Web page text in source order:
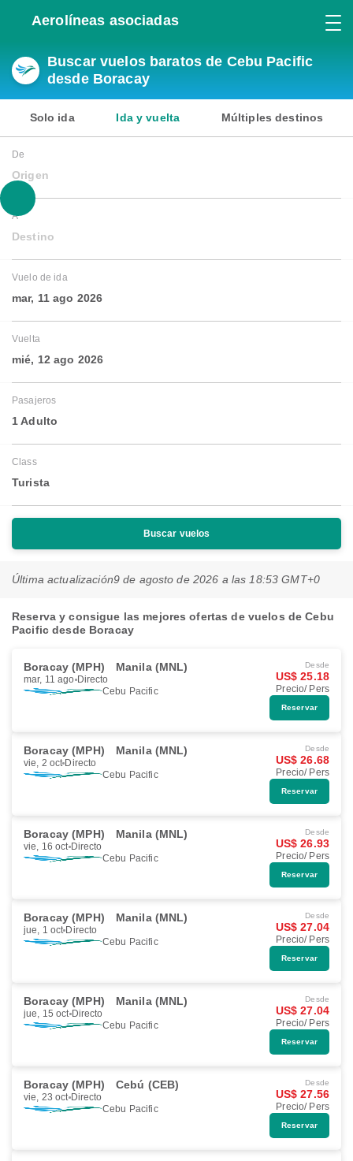
Aerolíneas asociadas
Buscar vuelos baratos de Cebu Pacific
desde Boracay
Solo ida Ida y vuelta Múltiples destinos
De
Origen
A
Destino
Vuelo de ida
mar, 11 ago 2026
Vuelta
mié, 12 ago 2026
Pasajeros
1 Adulto
Class
Turista
Buscar vuelos
Última actualización9 de agosto de 2026 a las 18:53 GMT+0
Reserva y consigue las mejores ofertas de vuelos de Cebu
Pacific desde Boracay
Boracay (MPH) Manila (MNL)
mar, 11 ago Directo
Cebu Pacific
Desde
US$ 25.18
Precio/ Pers
Reservar
Boracay (MPH) Manila (MNL)
vie, 2 oct Directo
Cebu Pacific
Desde
US$ 26.68
Precio/ Pers
Reservar
Boracay (MPH) Manila (MNL)
vie, 16 oct Directo
Cebu Pacific
Desde
US$ 26.93
Precio/ Pers
Reservar
Boracay (MPH) Manila (MNL)
jue, 1 oct Directo
Cebu Pacific
Desde
US$ 27.04
Precio/ Pers
Reservar
Boracay (MPH) Manila (MNL)
jue, 15 oct Directo
Cebu Pacific
Desde
US$ 27.04
Precio/ Pers
Reservar
Boracay (MPH) Cebú (CEB)
vie, 23 oct Directo
Cebu Pacific
Desde
US$ 27.56
Precio/ Pers
Reservar